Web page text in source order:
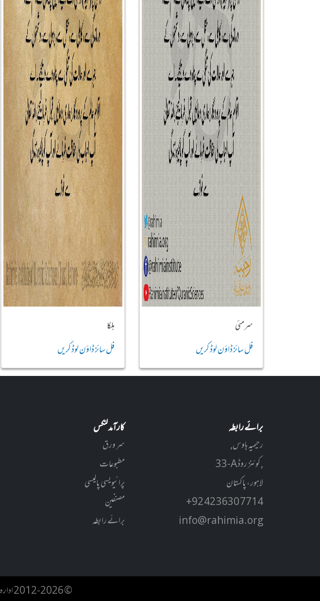
سرمئی
فل سائز ڈاؤن لوڈ کریں
ہلکا
فل سائز ڈاؤن لوڈ کریں
برائے رابطہ
رحیمیہ ہاوس,
33-A کوئنز روڈ ,
لاہور، پاکستان
+92 42 3630 7714
info@rahimia.org
کارآمد لنکس
سر ورق
مطبوعات
پرائیویسی پالیسی
مصنفین
برائے رابطہ
© 2012-2026 ادارہ رحیمیہ علوم قرآنیہ (ٹرسٹ) لاہور